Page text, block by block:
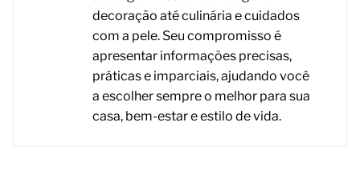
decoração até culinária e cuidados
com a pele. Seu compromisso é
apresentar informações precisas,
práticas e imparciais, ajudando você
a escolher sempre o melhor para sua
casa, bem-estar e estilo de vida.